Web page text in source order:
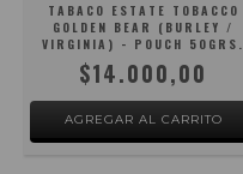
TABACO ESTATE TOBACCO
GOLDEN BEAR (BURLEY /
VIRGINIA) - POUCH 50GRS.
$14.000,00